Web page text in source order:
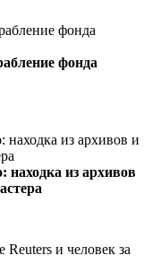
фонда
из архивов